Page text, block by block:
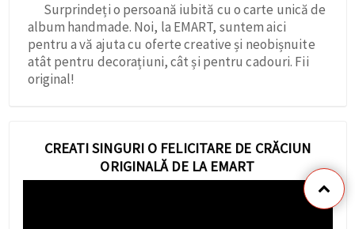
Surprindeți o persoană iubită cu o carte unică de
album handmade. Noi, la EMART, suntem aici
pentru a vă ajuta cu oferte creative și neobișnuite
atât pentru decorațiuni, cât și pentru cadouri. Fii
original!
CREATI SINGURI O FELICITARE DE CRĂCIUN
ORIGINALĂ DE LA EMART